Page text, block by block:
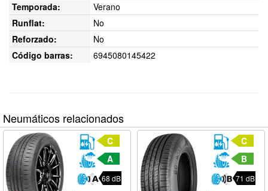
Temporada:
Verano
Runflat:
No
Reforzado:
No
Código barras:
6945080145422
Neumáticos relacionados
C
A
68 dB
C
B
71 dB